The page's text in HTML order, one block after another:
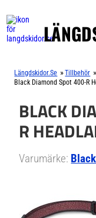
Längdskidor.se »Tillbehör »
Black Diamond Spot 400-R
BLACK
R
Varumärke: